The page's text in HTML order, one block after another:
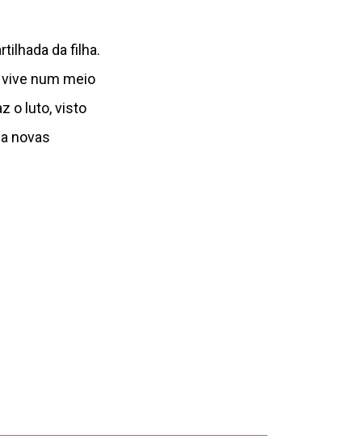
da filha.
num meio
o luto, visto
novas